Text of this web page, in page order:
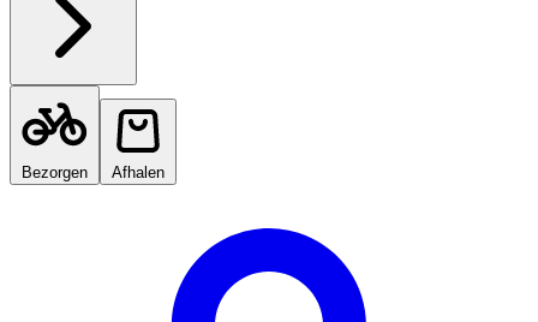
Bezorgen Afhalen